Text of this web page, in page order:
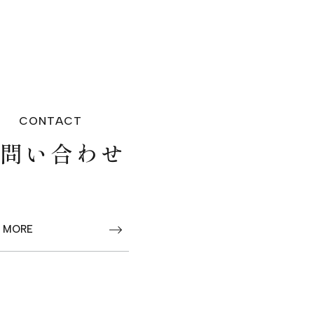
CONTACT
い合わせ